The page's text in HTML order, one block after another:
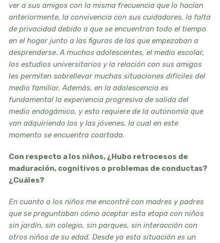
ver a sus amigos con la misma frecuencia que lo hacían
anteriormente, la convivencia con sus cuidadores, la falta
de privacidad debido a que se encuentran todo el tiempo
en el hogar junto a las figuras de las que empezaban a
desprenderse. A muchos adolescentes, el medio escolar,
los estudios universitarios y la relación con sus amigos
les permiten sobrellevar muchas situaciones difíciles del
medio familiar. Además, en la adolescencia es
fundamental la experiencia progresiva de salida del
medio endogámico, y esto requiere de la autonomía que
van adquiriendo los y las jóvenes, la cual en este
momento se encuentra coartada.
Con respecto a los niños, ¿Hubo retrocesos de
maduración, cognitivos o problemas de conductas?
¿Cuáles?
En cuanto a los niños me encontré con madres y padres
que se preguntaban cómo aceptar esta etapa con niños
sin jardín, sin colegio, sin parques, sin interacción con
otros niños de su edad. Desde ya esta situación es un